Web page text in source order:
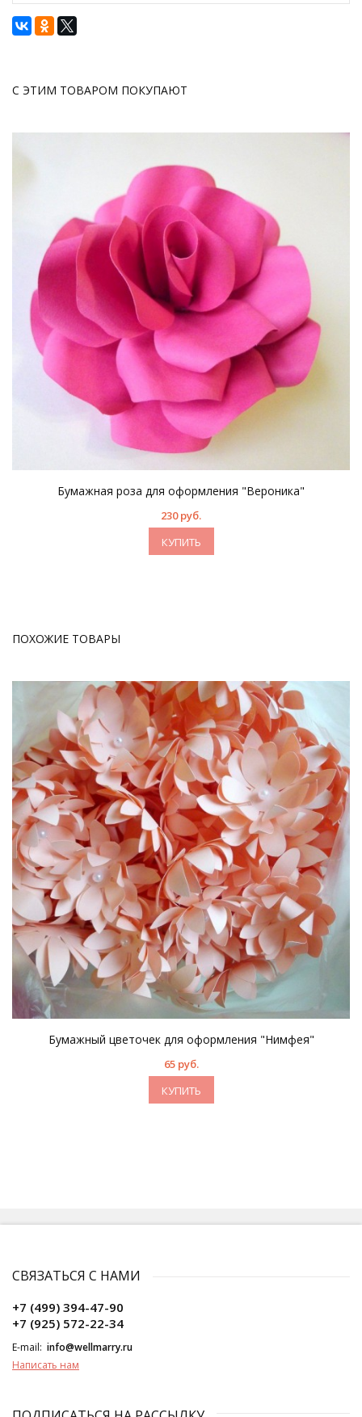
С ЭТИМ ТОВАРОМ ПОКУПАЮТ
Бумажная роза для оформления "Вероника"
230 руб.
КУПИТЬ
ПОХОЖИЕ ТОВАРЫ
Бумажный цветочек для оформления "Нимфея"
65 руб.
КУПИТЬ
СВЯЗАТЬСЯ С НАМИ
+7 (499) 394-47-90
+7 (925) 572-22-34
E-mail: info@wellmarry.ru
Написать нам